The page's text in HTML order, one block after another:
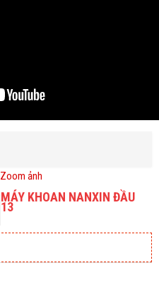
Zoom ảnh
MÁY KHOAN NANXIN ĐẦU
13